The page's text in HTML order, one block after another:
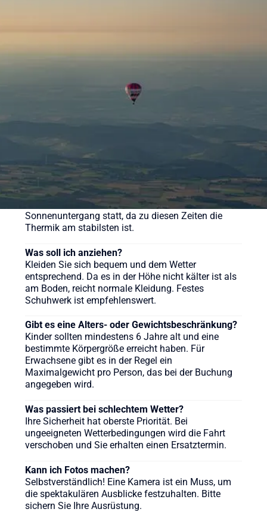
verschiedene Pakete für unsere Ballonfahrten an,
sehen Sie sich gerne auf der Webseite um.
90 Minuten, das gesamte Erlebnis inklusive
Vorbereitung und Taufe dauert ca. 3-4 Stunden.
Wann ist die beste Zeit für eine Ballonfahrt?
Ballonfahrten finden meist früh morgens nach
Sonnenaufgang oder am späten Nachmittag vor
Sonnenuntergang statt, da zu diesen Zeiten die
Thermik am stabilsten ist.
Was soll ich anziehen?
Kleiden Sie sich bequem und dem Wetter
entsprechend. Da es in der Höhe nicht kälter ist als
am Boden, reicht normale Kleidung. Festes
Schuhwerk ist empfehlenswert.
Gibt es eine Alters- oder Gewichtsbeschränkung?
Kinder sollten mindestens 6 Jahre alt und eine
bestimmte Körpergröße erreicht haben. Für
Erwachsene gibt es in der Regel ein
Maximalgewicht pro Person, das bei der Buchung
angegeben wird.
Was passiert bei schlechtem Wetter?
Ihre Sicherheit hat oberste Priorität. Bei
ungeeigneten Wetterbedingungen wird die Fahrt
verschoben und Sie erhalten einen Ersatztermin.
Kann ich Fotos machen?
Selbstverständlich! Eine Kamera ist ein Muss, um
die spektakulären Ausblicke festzuhalten. Bitte
sichern Sie Ihre Ausrüstung.